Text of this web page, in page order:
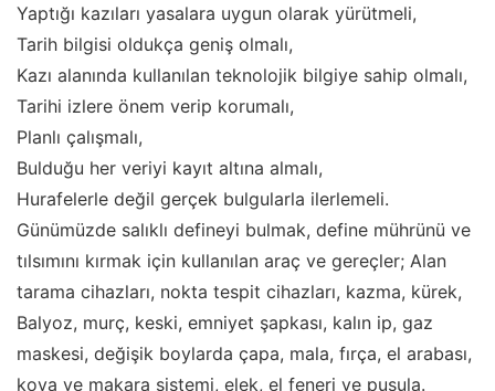
Yaptığı kazıları yasalara uygun olarak yürütmeli,
Tarih bilgisi oldukça geniş olmalı,
Kazı alanında kullanılan teknolojik bilgiye sahip olmalı,
Tarihi izlere önem verip korumalı,
Planlı çalışmalı,
Bulduğu her veriyi kayıt altına almalı,
Hurafelerle değil gerçek bulgularla ilerlemeli.
Günümüzde salıklı defineyi bulmak, define mührünü ve
tılsımını kırmak için kullanılan araç ve gereçler; Alan
tarama cihazları, nokta tespit cihazları, kazma, kürek,
Balyoz, murç, keski, emniyet şapkası, kalın ip, gaz
maskesi, değişik boylarda çapa, mala, fırça, el arabası,
kova ve makara sistemi, elek, el feneri ve pusula.